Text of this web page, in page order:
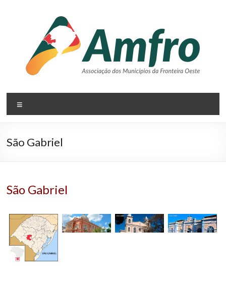
AMFRO
–
Associação
da
Fronteira
Oeste
–
São Gabriel
São Gabriel